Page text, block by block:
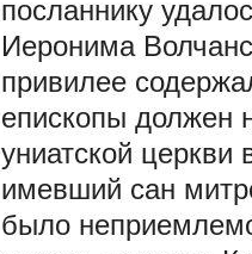
посланнику
Иеронима
привилее
епископы должен
униатской
имевший сан
было